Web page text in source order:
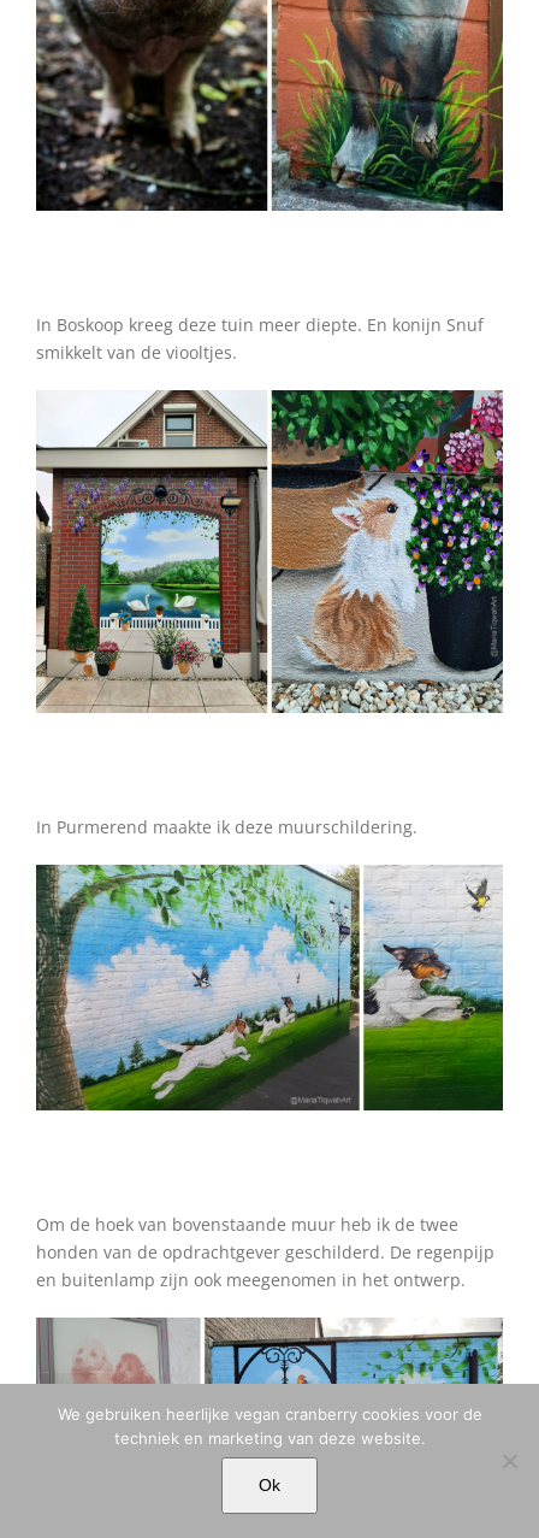
In Boskoop kreeg deze tuin meer diepte. En konijn Snuf
smikkelt van de viooltjes.
In Purmerend maakte ik deze muurschildering.
Om de hoek van bovenstaande muur heb ik de twee
honden van de opdrachtgever geschilderd. De regenpijp
en buitenlamp zijn ook meegenomen in het ontwerp.
We gebruiken heerlijke vegan cranberry cookies voor de
techniek en marketing van deze website.
Ok